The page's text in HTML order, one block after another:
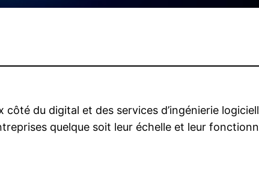
du digital et des services d’ingénierie
quelque soit leur échelle et leur